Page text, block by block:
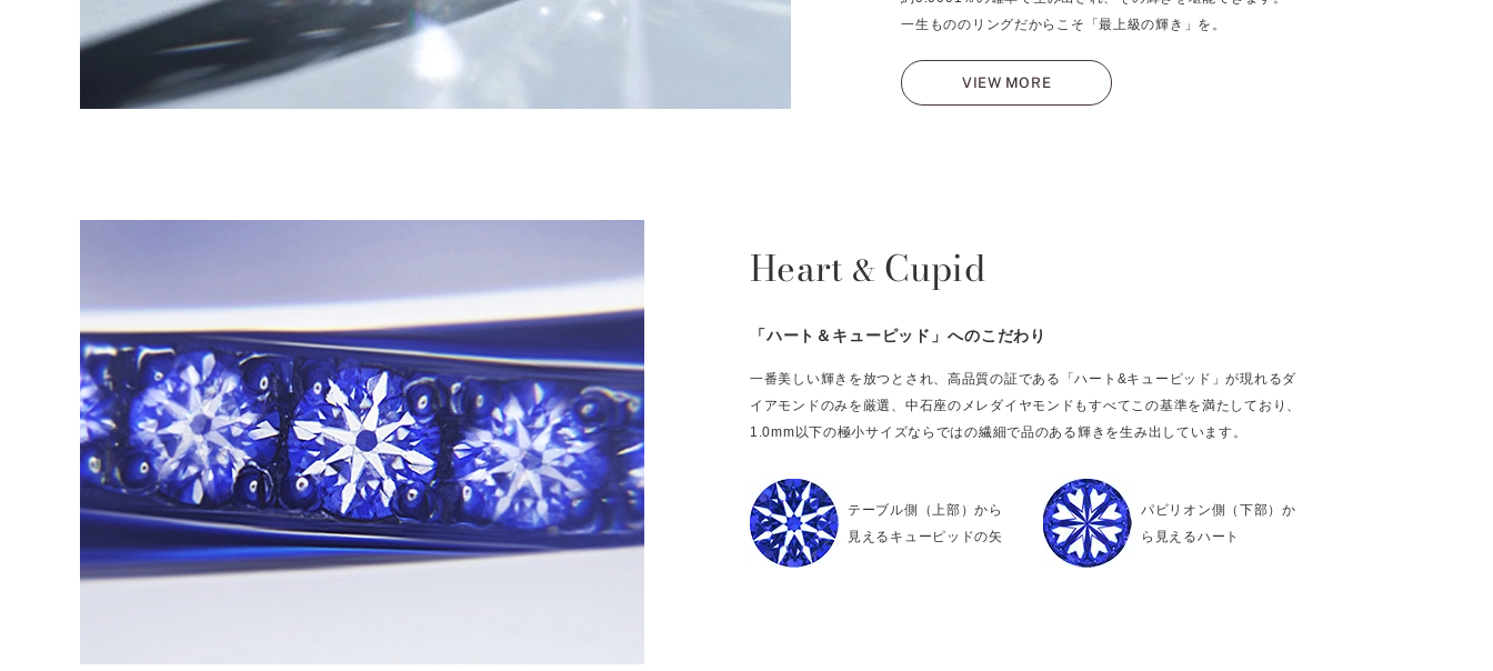
一生もののリングだからこそ「最上級の輝き」を。
VIEW MORE
Heart & Cupid
「ハート＆キューピッド」へのこだわり
一番美しい輝きを放つとされ、高品質の証である「ハート&キューピッド」が現れるダ
イアモンドのみを厳選、中石座のメレダイヤモンドもすべてこの基準を満たしており、
1.0mm以下の極小サイズならではの繊細で品のある輝きを生み出しています。
テーブル側（上部）から
見えるキューピッドの矢
パビリオン側（下部）か
ら見えるハート